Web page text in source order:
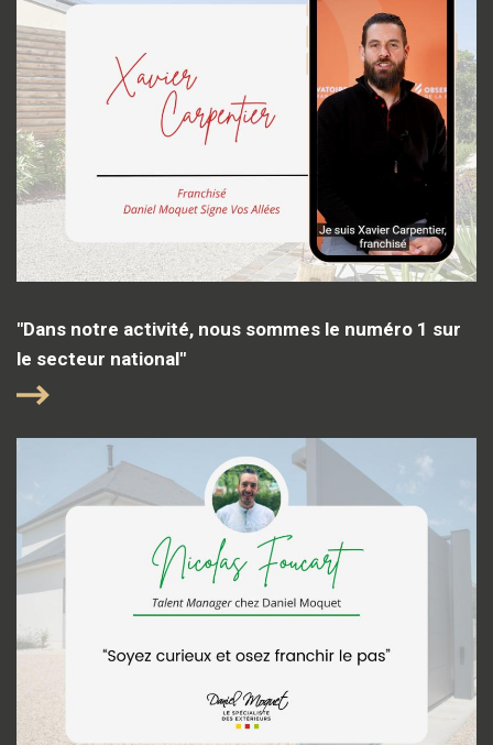
"Dans notre activité, nous sommes le numéro 1 sur
le secteur national"